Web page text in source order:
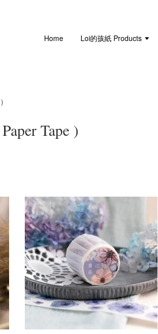
Home Loi的孩紙 Products
Tape )